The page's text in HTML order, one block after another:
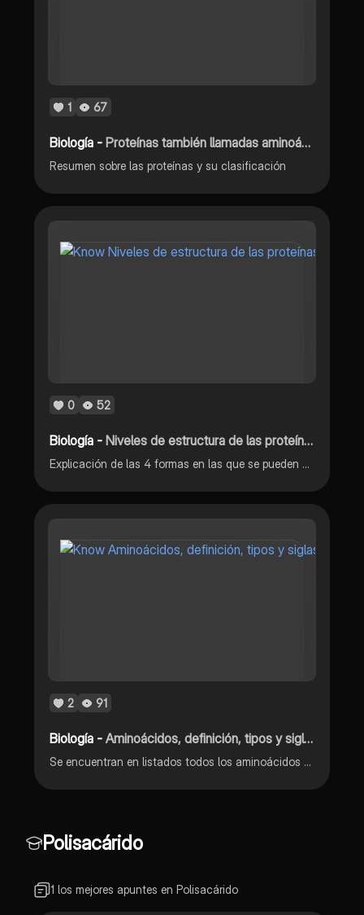
1 67
Biología -Proteínas también llamadas aminoácidos
Resumen sobre las proteínas y su clasificación
0 52
Biología -Niveles de estructura de las proteínas
Explicación de las 4 formas en las que se pueden hallar una proteína.
2 91
Biología -Aminoácidos, definición, tipos y siglas
Se encuentran en listados todos los aminoácidos con sus respectivas iniciales y nombres
Polisacárido
1 los mejores apuntes en Polisacárido